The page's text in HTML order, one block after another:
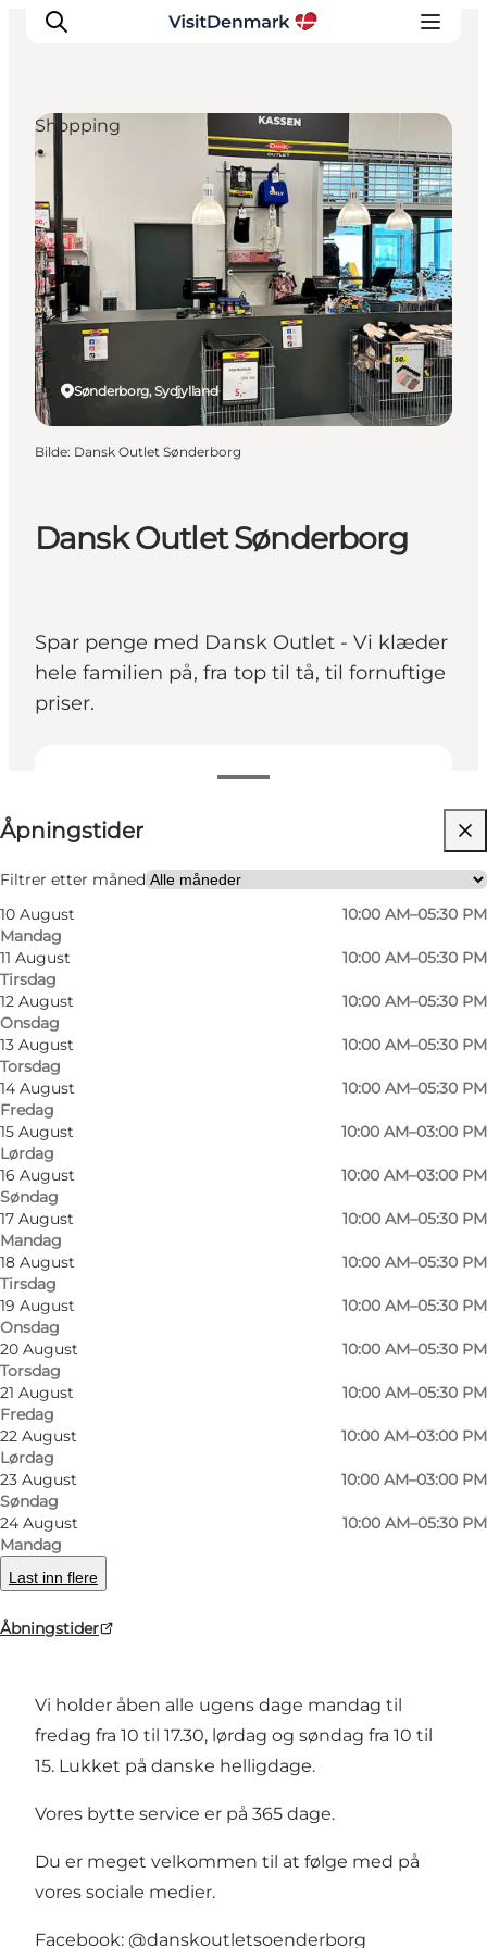
Inspirasjon
Reisemål
Aktiviteter
Overnatting
Planlegg reisen
Dansk Outlet Sønderborg
Spar penge med Dansk Outlet - Vi klæder
hele familien på, fra top til tå, til fornuftige
priser.
Åpningstider
Filtrer etter måned
10 August
Mandag
10:00 AM–05:30 PM
11 August
Tirsdag
10:00 AM–05:30 PM
12 August
Onsdag
10:00 AM–05:30 PM
13 August
Torsdag
10:00 AM–05:30 PM
14 August
Fredag
10:00 AM–05:30 PM
15 August
Lørdag
10:00 AM–03:00 PM
16 August
Søndag
10:00 AM–03:00 PM
17 August
Mandag
10:00 AM–05:30 PM
18 August
Tirsdag
10:00 AM–05:30 PM
19 August
Onsdag
10:00 AM–05:30 PM
20 August
Torsdag
10:00 AM–05:30 PM
21 August
Fredag
10:00 AM–05:30 PM
22 August
Lørdag
10:00 AM–03:00 PM
23 August
Søndag
10:00 AM–03:00 PM
24 August
Mandag
10:00 AM–05:30 PM
Last inn flere
Åbningstider
Besøk nettside
Børn, Venner, Min partner, Mig selv
Sønderborg, Sydjylland
Shopping
Bilde: Dansk Outlet Sønderborg
I Dansk Outlet Sønderborg har vi tøj og
accessoires til hele familien.
Vores butik er opdelt i forskellige afdelinger:
Baby, mini børn og teens. Størrelsen er fra 50 til
176.
Dame afdelingen, hvor i finder alt fra størrelse
XS til XXL. Plus size afdeling til damer, hvor
størrelsen er fra 42 til 54.
Herre afdelingen, hvor der er alt lige fra t shirt til
det fine habitsæt til fest. Der er en afdeling
med plus size til herre med størrelser fra 3XL til
8XL.
Vi har en stor afdeling med fodtøj til hele
Kæmpe udvalg af overtøj også til hele familien.
Kort sagt klæder vi alle på fra top til tå til
Vi holder åben alle ugens dage mandag til
fredag fra 10 til 17.30, lørdag og søndag fra 10 til
15. Lukket på danske helligdage.
Vores bytte service er på 365 dage.
Du er meget velkommen til at følge med på
vores sociale medier.
Facebook: @danskoutletsoenderborg